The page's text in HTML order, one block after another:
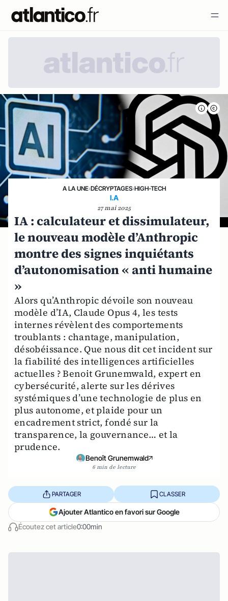
A LA UNE›DÉCRYPTAGES›HIGH-TECH
I.A
27 mai 2025
IA : calculateur et dissimulateur,
le nouveau modèle d’Anthropic
montre des signes inquiétants
d’autonomisation « anti humaine
»
Alors qu’Anthropic dévoile son nouveau
modèle d’IA, Claude Opus 4, les tests
internes révèlent des comportements
troublants : chantage, manipulation,
désobéissance. Que nous dit cet incident sur
la fiabilité des intelligences artificielles
actuelles ? Benoit Grunemwald, expert en
cybersécurité, alerte sur les dérives
systémiques d’une technologie de plus en
plus autonome, et plaide pour un
encadrement strict, fondé sur la
transparence, la gouvernance… et la
prudence.
Benoît Grunemwald
6 min de lecture
Écoutez cet article0:00min
PARTAGER CLASSER
Ajouter Atlantico en favori sur Google